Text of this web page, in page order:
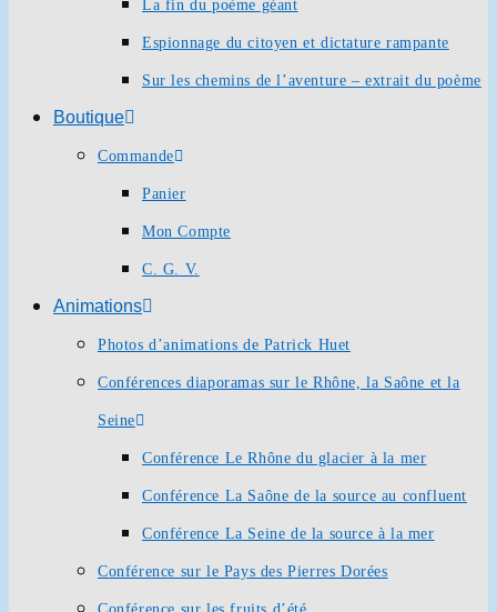
La fin du poème géant
Espionnage du citoyen et dictature rampante
Sur les chemins de l’aventure – extrait du poème
Boutique
Commande
Panier
Mon Compte
C. G. V.
Animations
Photos d’animations de Patrick Huet
Conférences diaporamas sur le Rhône, la Saône et la
Seine
Conférence Le Rhône du glacier à la mer
Conférence La Saône de la source au confluent
Conférence La Seine de la source à la mer
Conférence sur le Pays des Pierres Dorées